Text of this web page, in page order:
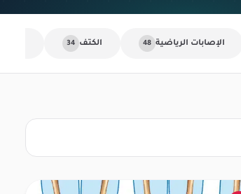
الإصابات الرياضية 48 الكتف 34